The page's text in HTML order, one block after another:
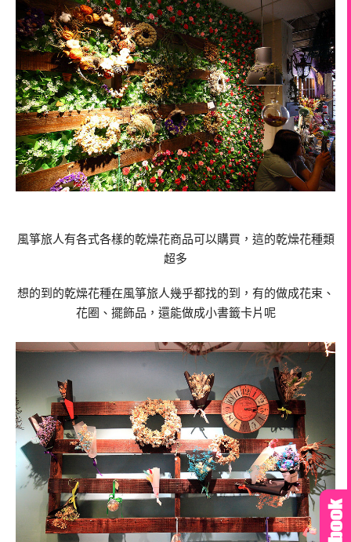
風箏旅人有各式各樣的乾燥花商品可以購買，這的乾燥花種類
超多
想的到的乾燥花種在風箏旅人幾乎都找的到，有的做成花束、
花圈、擺飾品，還能做成小書籤卡片呢